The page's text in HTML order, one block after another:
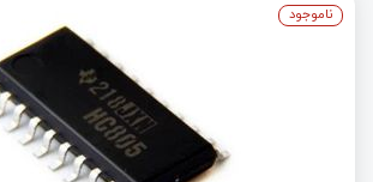
ناموجود